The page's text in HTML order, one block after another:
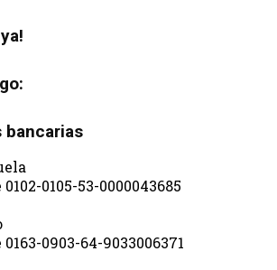
bancarias
0105-53-0000043685
0903-64-9033006371